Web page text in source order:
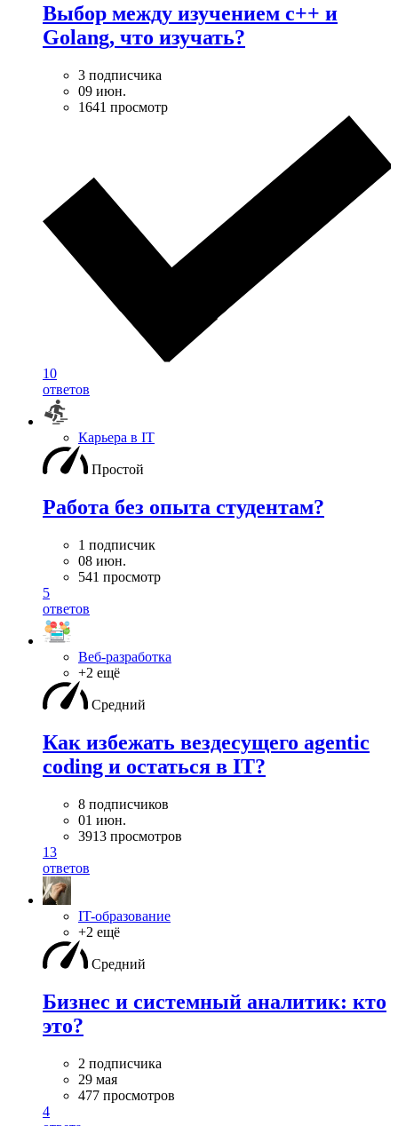
Выбор между изучением c++ и
Golang, что изучать?
3 подписчика
09 июн.
1641 просмотр
10
ответов
Карьера в IT
Простой
Работа без опыта студентам?
1 подписчик
08 июн.
541 просмотр
5
ответов
Веб-разработка
+2 ещё
Средний
Как избежать вездесущего agentic
coding и остаться в IT?
8 подписчиков
01 июн.
3913 просмотров
13
ответов
IT-образование
+2 ещё
Средний
Бизнес и системный аналитик: кто
это?
2 подписчика
29 мая
477 просмотров
4